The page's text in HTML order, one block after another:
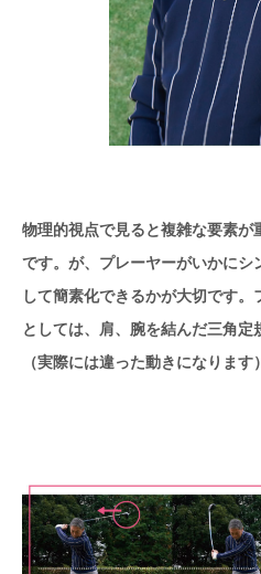
物理的視点で見ると複雑な要素
です。が、プレーヤーがいかにシ
して簡素化できるかが大切です
としては、肩、腕を結んだ三角
（実際には違った動きになります